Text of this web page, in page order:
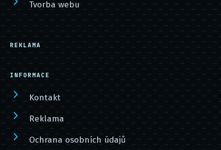
Tvorba webu
REKLAMA
INFORMACE
Kontakt
Reklama
Ochrana osobních údajů